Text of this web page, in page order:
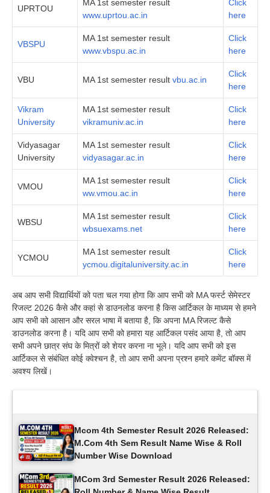
UPRTOU
MA 1st semester result
www.uprtou.ac.in
Click
here
VBSPU
MA 1st semester result
www.vbspu.ac.in
Click
here
VBU MA 1st semester result vbu.ac.in
Click
here
Vikram
University
MA 1st semester result
vikramuniv.ac.in
Click
here
Vidyasagar
University
MA 1st semester result
vidyasagar.ac.in
Click
here
VMOU
MA 1st semester result
ww.vmou.ac.in
Click
here
WBSU
MA 1st semester result
wbsuexams.net
Click
here
YCMOU
MA 1st semester result
ycmou.digitaluniversity.ac.in
Click
here
अब आप सभी विद्यार्थियों को पता चल गया होगा कि आप सभी को MA फर्स्ट सेमेस्टर
रिजल्ट 2026 कैसे और कहां से डाउनलोड करना है किस आर्टिकल के माध्यम से हमने
आप सभी को आसान और सरल भाषा में बताया है, कि अपना MA रिजल्ट कैसे
डाउनलोड करना है। यदि आप सभी को हमारा यह आर्टिकल पसंद आया है, तो आप
सभी अपने छात्र संघ के मित्रों को शेयर करना ना भूले। यदि आप सभी को इस
आर्टिकल से संबंधित कोई क्वेश्चन है, तो आप सभी अपना प्रश्न हमारे कमेंट बॉक्स में
अवश्य लिखें।
Mcom 4th Semester Result 2026 Released:
M.Com 4th Sem Result Name Wise & Roll
Number Wise Download
MCom 3rd Semester Result 2026 Released: